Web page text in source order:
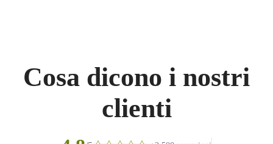
Cosa dicono i nostri
clienti